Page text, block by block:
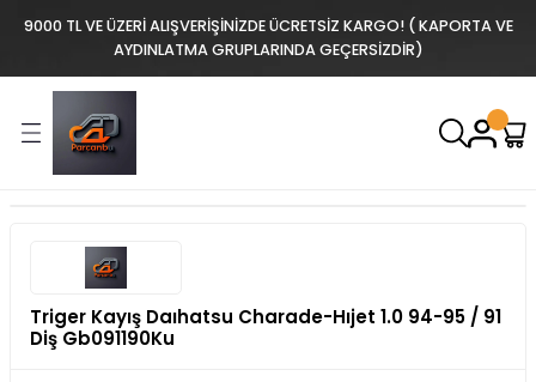
9000 TL VE ÜZERİ ALIŞVERİŞİNİZDE ÜCRETSİZ KARGO! ( KAPORTA VE
AYDINLATMA GRUPLARINDA GEÇERSİZDİR)
Triger Kayış Daıhatsu Charade-Hıjet 1.0 94-95 / 91
Diş Gb091190Ku